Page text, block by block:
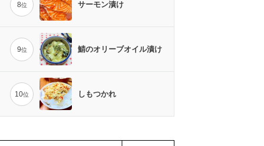
8位 サーモン漬け
9位 鯖のオリーブオイル漬け
10位 しもつかれ